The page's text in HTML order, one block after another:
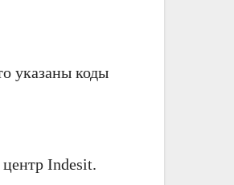
указаны коды
центр Indesit.